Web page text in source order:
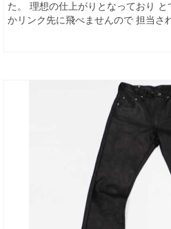
た。 理想の仕上がりとなっており
かリンク先に飛べませんので 担当さ